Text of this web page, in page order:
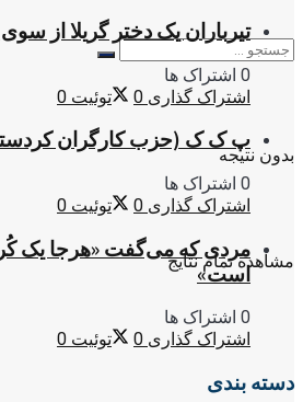
بدون نتیجه
مشاهده تمام نتایج
تیرباران یک دختر گریلا از
0 اشتراک ها
اشتراک گذاری 0 توئیت 0
پ ک ک (حزب کارگران
0 اشتراک ها
اشتراک گذاری 0 توئیت 0
مردی که می‌گفت «هرجا یک
است»
0 اشتراک ها
اشتراک گذاری 0 توئیت 0
دسته بندی